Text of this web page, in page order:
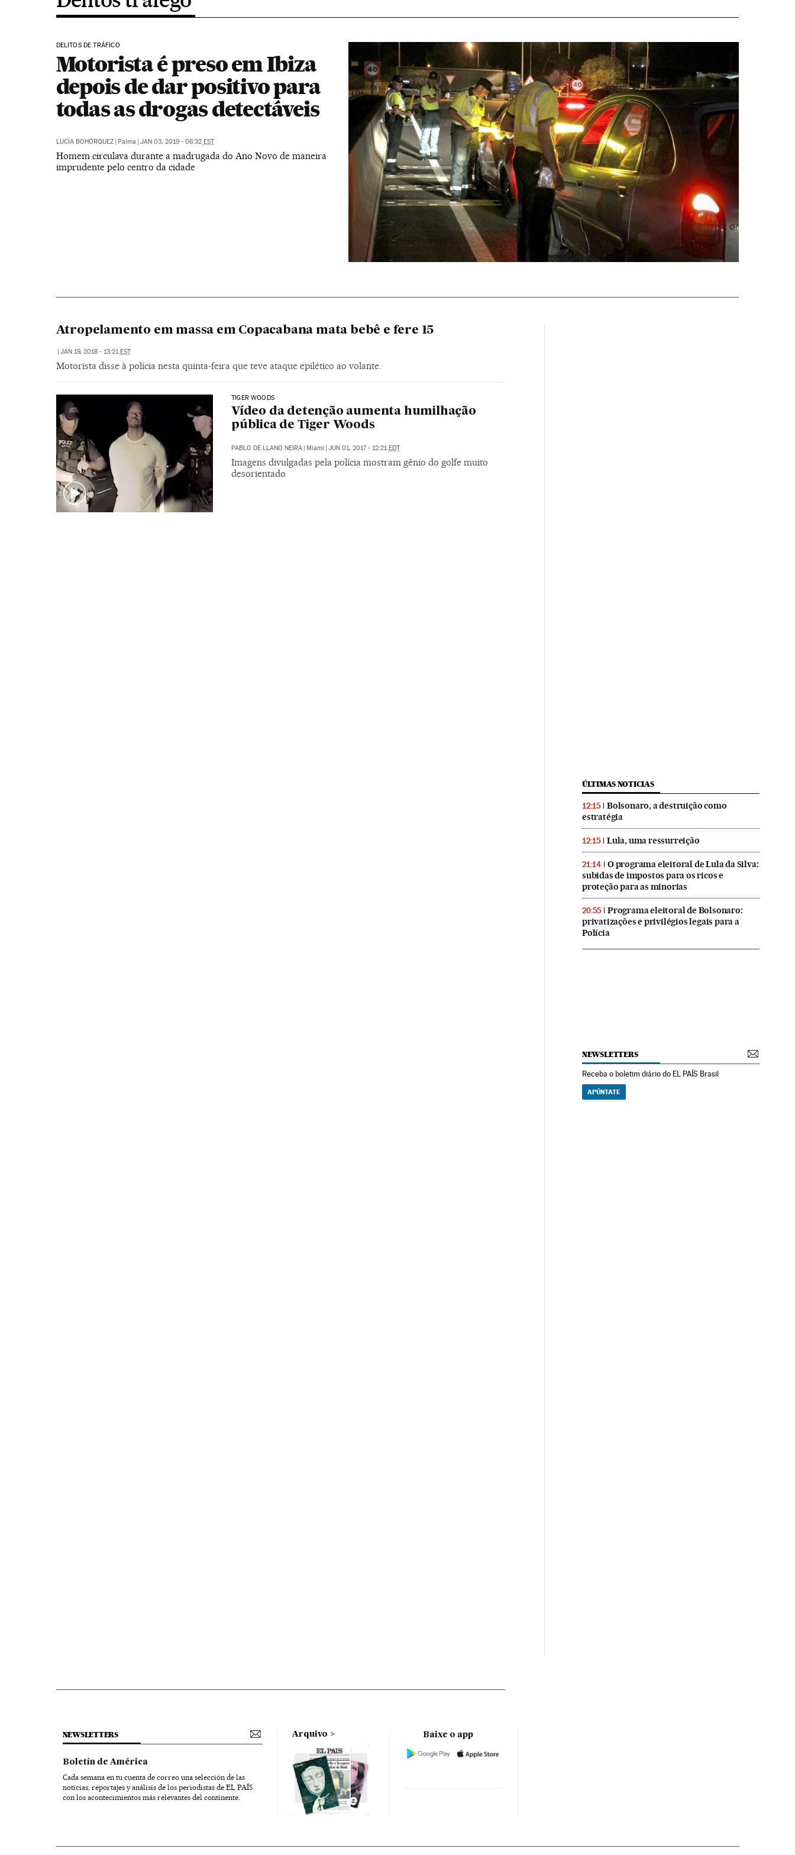
DELITOS DE TRÁFICO
Motorista é preso em Ibiza
depois de dar positivo para
todas as drogas detectáveis
LUCÍA BOHÓRQUEZ | Palma | JAN 03, 2019 - 06:32 EST
Homem circulava durante a madrugada do Ano Novo de maneira
imprudente pelo centro da cidade
Atropelamento em massa em Copacabana mata bebê e fere 15
| JAN 19, 2018 - 13:21EST
Motorista disse à polícia nesta quinta-feira que teve ataque epilético ao volante.
TIGER WOODS
Vídeo da detenção aumenta humilhação
pública de Tiger Woods
PABLO DE LLANO NEIRA | Miami | JUN 01, 2017 - 12:21EDT
Imagens divulgadas pela polícia mostram gênio do golfe muito
desorientado
ÚLTIMAS NOTICIAS
12:15
Bolsonaro, a destruição como
estratégia
12:15 Lula, uma ressurreição
21:14
O programa eleitoral de Lula da Silva:
subidas de impostos para os ricos e
proteção para as minorias
20:55
Programa eleitoral de Bolsonaro:
privatizações e privilégios legais para a
Polícia
NEWSLETTERS
Receba o boletim diário do EL PAÍS Brasil
APÚNTATE
NEWSLETTERS
Boletín de América
Cada semana en tu cuenta de correo una selección de las
noticias, reportajes y análisis de los periodistas de EL PAÍS
con los acontecimientos más relevantes del continente.
Arquivo Baixe o app